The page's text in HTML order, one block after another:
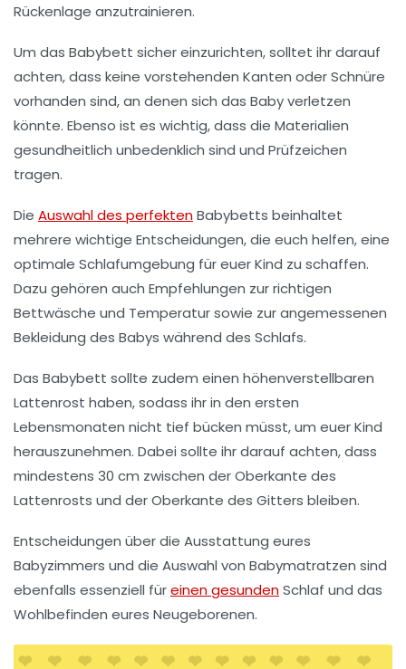
Rückenlage anzutrainieren.
Um das Babybett sicher einzurichten, solltet ihr darauf
achten, dass keine vorstehenden Kanten oder Schnüre
vorhanden sind, an denen sich das Baby verletzen
könnte. Ebenso ist es wichtig, dass die Materialien
gesundheitlich unbedenklich sind und Prüfzeichen
tragen.
Die Auswahl des perfektenBabybetts beinhaltet
mehrere wichtige Entscheidungen, die euch helfen, eine
optimale Schlafumgebung für euer Kind zu schaffen.
Dazu gehören auch Empfehlungen zur richtigen
Bettwäsche und Temperatur sowie zur angemessenen
Bekleidung des Babys während des Schlafs.
Das Babybett sollte zudem einen höhenverstellbaren
Lattenrost haben, sodass ihr in den ersten
Lebensmonaten nicht tief bücken müsst, um euer Kind
herauszunehmen. Dabei sollte ihr darauf achten, dass
mindestens 30 cm zwischen der Oberkante des
Lattenrosts und der Oberkante des Gitters bleiben.
Entscheidungen über die Ausstattung eures
Babyzimmers und die Auswahl von Babymatratzen sind
ebenfalls essenziell füreinen gesundenSchlaf und das
Wohlbefinden eures Neugeborenen.